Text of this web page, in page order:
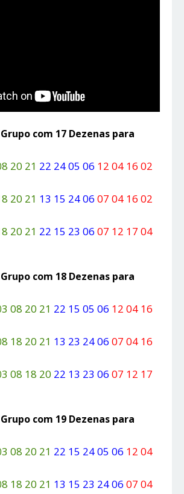
com 17 Dezenas para
20 21 22 24 05 06 12 04 16 02
20 21 13 15 24 06 07 04 16 02
20 21 22 15 23 06 07 12 17 04
com 18 Dezenas para
08 20 21 22 15 05 06 12 04 16
18 20 21 13 23 24 06 07 04 16
08 18 20 22 13 23 06 07 12 17
com 19 Dezenas para
08 20 21 22 15 24 05 06 12 04
18 20 21 13 15 23 24 06 07 04